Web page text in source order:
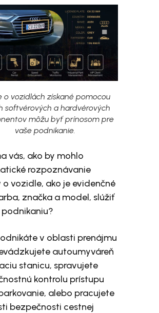
o vozidlách získané pomocou
softvérových a hardvérových
môžu byť prínosom pre
vaše podnikanie.
vás, ako by mohlo
rozpoznávanie
o vozidle, ako je evidenčné
značka a model, slúžiť
v oblasti prenájmu
autoumyváreň
stanicu, spravujete
kontrolu prístupu
alebo pracujete
bezpečnosti cestnej